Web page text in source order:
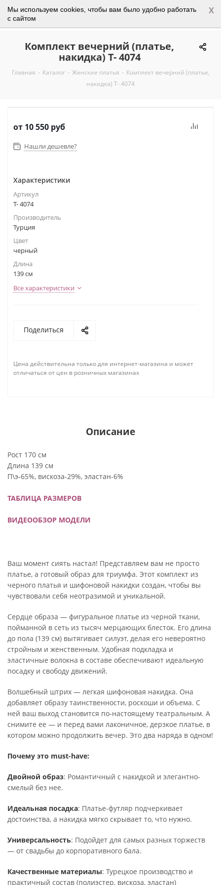
Мы используем cookies, чтобы вам было удобно работать
с сайтом
x
0
Комплект вечерний (платье,
накидка) Т- 4074
Главная - Каталог - Женские платья - Комплект вечерний (платье,
накидка) Т- 4074
от 10 550 руб
Нашли дешевле?
Характеристики
Артикул
Т- 4074
Производитель
Турция
Цвет
черный
Длина
139 см
Все характеристики
Поделиться
Цена действительна только для интернет-магазина и может
отличаться от цен в розничных магазинах
Описание
Рост 170 см
Длина 139 см
П\э-65%, вискоза-29%, эластан-6%
ТАБЛИЦА РАЗМЕРОВ
ВИДЕООБЗОР МОДЕЛИ
Ваш момент сиять настал! Представляем вам не просто
платье, а готовый образ для триумфа. Этот комплект из
черного платья и шифоновой накидки создан, чтобы вы
чувствовали себя неотразимой и уникальной.
Сердце образа — фигуральное платье из черной ткани,
пойманной в сеть из тысяч мерцающих блесток. Его длина
до пола (139 см) вытягивает силуэт, делая его невероятно
стройным и женственным. Удобная подкладка и
эластичные волокна в составе обеспечивают идеальную
посадку и свободу движений.
Волшебный штрих — легкая шифоновая накидка. Она
добавляет образу таинственности, роскоши и объема. С
ней ваш выход становится по-настоящему театральным. А
снимите ее — и перед вами лаконичное, дерзкое платье, в
котором можно продолжить вечер. Это два наряда в одном!
Почему это must-have:
Двойной образ: Романтичный с накидкой и элегантно-
смелый без нее.
Идеальная посадка: Платье-футляр подчеркивает
достоинства, а накидка мягко скрывает то, что нужно.
Универсальность: Подойдет для самых разных торжеств
— от свадьбы до корпоративного бала.
Качественные материалы: Турецкое производство и
практичный состав (полиэстер, вискоза, эластан)